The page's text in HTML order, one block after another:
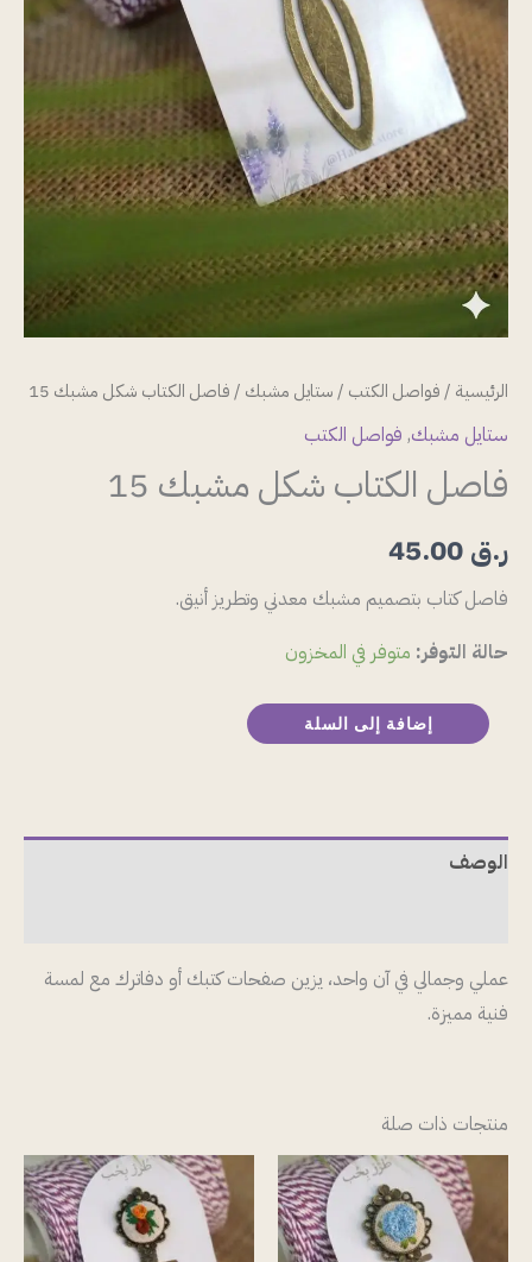
الرئيسية /فواصل الكتب /ستايل مشبك / فاصل الكتاب شكل مشبك 15
ستايل مشبك, فواصل الكتب
فاصل الكتاب شكل مشبك 15
ر.ق
فاصل كتاب بتصميم مشبك معدني وتطريز أنيق.
حالة التوفر: متوفر في المخزون
إضافة إلى السلة
الوصف
عملي وجمالي في آن واحد، يزين صفحات كتبك أو دفاترك مع لمسة
فنية مميزة.
منتجات ذات صلة